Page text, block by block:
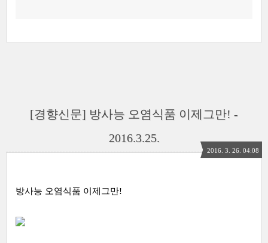
[경향신문] 방사능 오염식품 이제그만! -
2016.3.25.
2016. 3. 26. 04:08
방사능 오염식품 이제그만!